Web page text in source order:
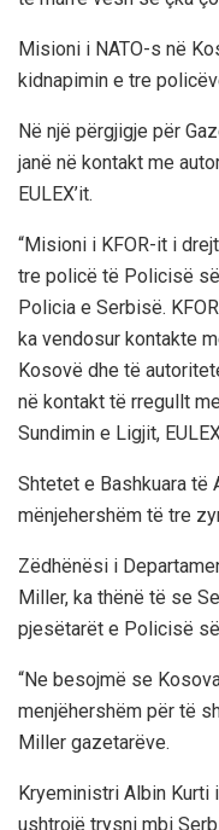
Misioni i NATO-s në
kidnapimin e tre
Në një përgjigje për
janë në kontakt me
EULEX’it.
“Misioni i KFOR-it i
tre policë të Policisë
Policia e Serbisë.
ka vendosur kontakte
Kosovë dhe të
në kontakt të rregullt
Sundimin e Ligjit,
Shtetet e Bashkuara të
mënjehershëm të tre
Zëdhënësi i
Miller, ka thënë të se
pjesëtarët e Policisë
“Ne besojmë se
menjëhershëm për të
Miller gazetarëve.
Kryeministri Albin Kurti
ushtrojë trysni mbi